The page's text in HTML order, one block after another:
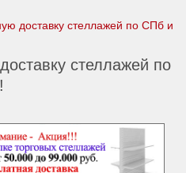
доставку стеллажей по СПб и
стеллажей по